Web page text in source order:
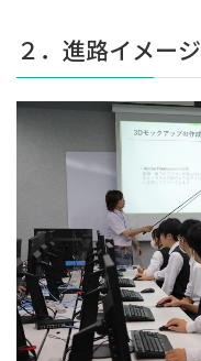
２．進路イメージ